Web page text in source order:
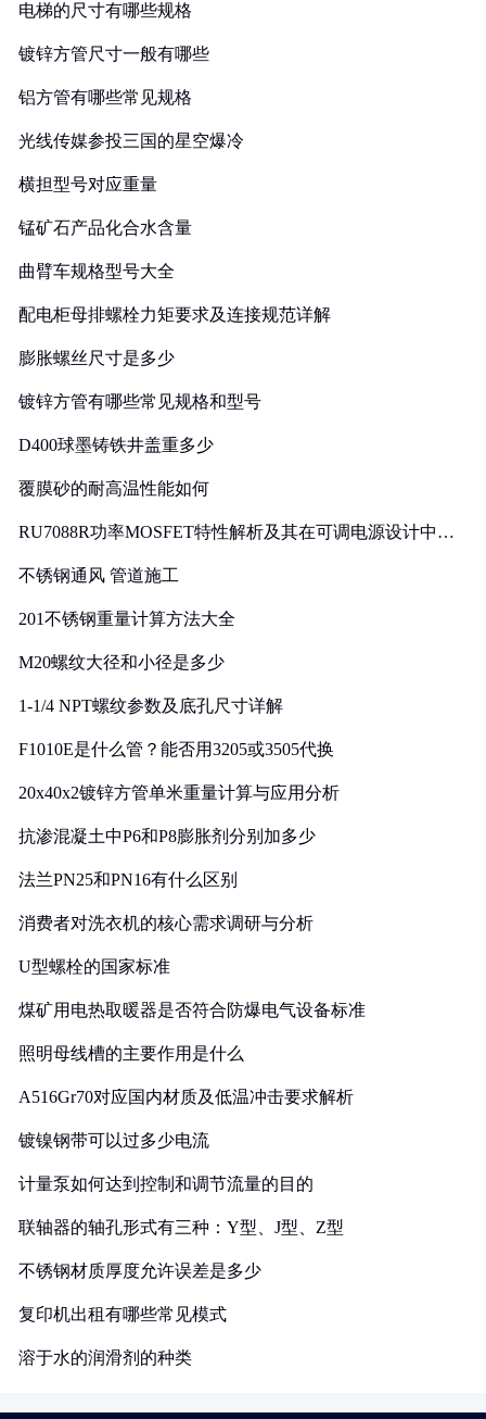
电梯的尺寸有哪些规格
镀锌方管尺寸一般有哪些
铝方管有哪些常见规格
光线传媒参投三国的星空爆冷
横担型号对应重量
锰矿石产品化合水含量
曲臂车规格型号大全
配电柜母排螺栓力矩要求及连接规范详解
膨胀螺丝尺寸是多少
镀锌方管有哪些常见规格和型号
D400球墨铸铁井盖重多少
覆膜砂的耐高温性能如何
RU7088R功率MOSFET特性解析及其在可调电源设计中的
不锈钢通风 管道施工
201不锈钢重量计算方法大全
M20螺纹大径和小径是多少
1-1/4 NPT螺纹参数及底孔尺寸详解
F1010E是什么管？能否用3205或3505代换
20x40x2镀锌方管单米重量计算与应用分析
抗渗混凝土中P6和P8膨胀剂分别加多少
法兰PN25和PN16有什么区别
消费者对洗衣机的核心需求调研与分析
U型螺栓的国家标准
煤矿用电热取暖器是否符合防爆电气设备标准
照明母线槽的主要作用是什么
A516Gr70对应国内材质及低温冲击要求解析
镀镍钢带可以过多少电流
计量泵如何达到控制和调节流量的目的
联轴器的轴孔形式有三种：Y型、J型、Z型
不锈钢材质厚度允许误差是多少
复印机出租有哪些常见模式
溶于水的润滑剂的种类